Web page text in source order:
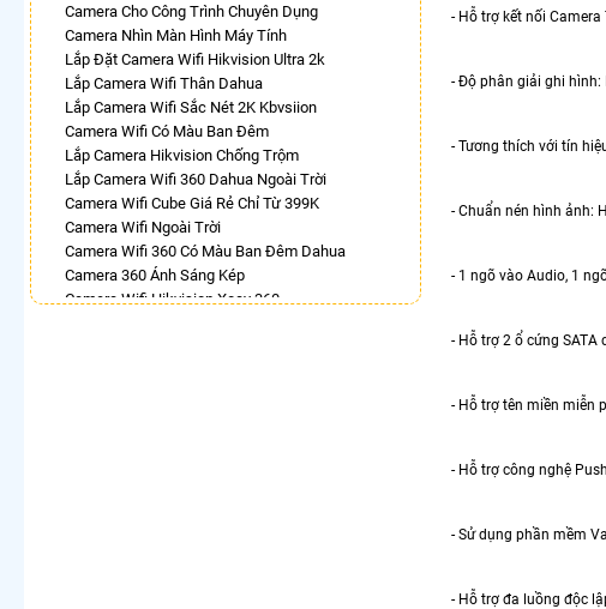
Camera Cho Công Trình Chuyên Dụng
Camera Nhìn Màn Hình Máy Tính
Lắp Đặt Camera Wifi Hikvision Ultra 2k
Lắp Camera Wifi Thân Dahua
Lắp Camera Wifi Sắc Nét 2K Kbvsiion
Camera Wifi Có Màu Ban Đêm
Lắp Camera Hikvision Chống Trộm
Lắp Camera Wifi 360 Dahua Ngoài Trời
Camera Wifi Cube Giá Rẻ Chỉ Từ 399K
Camera Wifi Ngoài Trời
Camera Wifi 360 Có Màu Ban Đêm Dahua
Camera 360 Ánh Sáng Kép
Camera Wifi Hikvision Xoay 360
- Hỗ trợ kết nối
- Độ phân giải ghi hình:
- Tương thích với tín
- Chuẩn nén hình ảnh:
- 1 ngõ vào Audio, 1
- Hỗ trợ 2 ổ cứng SATA
- Hỗ trợ tên miền miễn
- Hỗ trợ công nghệ
- Sử dụng phần mềm
- Hỗ trợ đa luồng độc